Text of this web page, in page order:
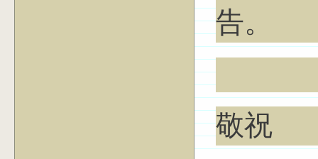
告。
敬祝